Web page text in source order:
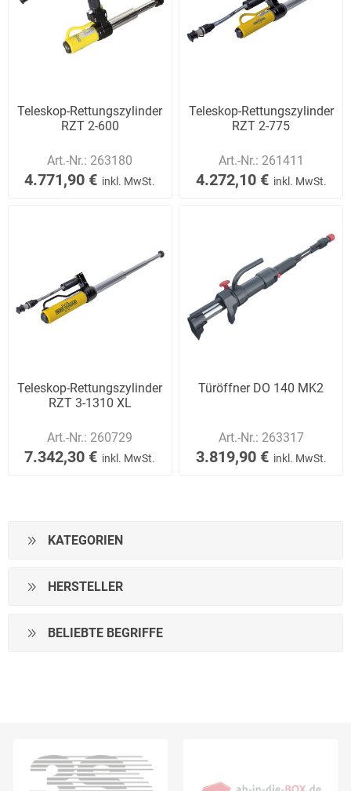
Teleskop-Rettungszylinder
RZT 2-600
Art.-Nr.: 263180
4.771,90 € inkl. MwSt.
Teleskop-Rettungszylinder
RZT 2-775
Art.-Nr.: 261411
4.272,10 € inkl. MwSt.
Teleskop-Rettungszylinder
RZT 3-1310 XL
Art.-Nr.: 260729
7.342,30 € inkl. MwSt.
Türöffner DO 140 MK2
Art.-Nr.: 263317
3.819,90 € inkl. MwSt.
KATEGORIEN
HERSTELLER
BELIEBTE BEGRIFFE